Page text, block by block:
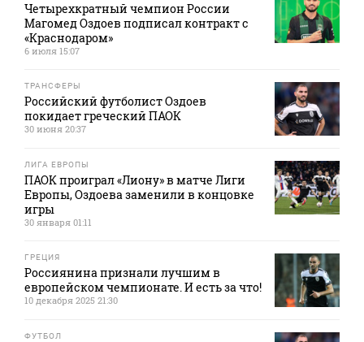
Четырехкратный чемпион России
Магомед Оздоев подписал контракт с
«Краснодаром»
6 июля 15:07
ТРАНСФЕРЫ
Российский футболист Оздоев
покидает греческий ПАОК
30 июня 20:37
ЛИГА ЕВРОПЫ
ПАОК проиграл «Лиону» в матче Лиги
Европы, Оздоева заменили в концовке
игры
30 января 01:11
ГРЕЦИЯ
Россиянина признали лучшим в
европейском чемпионате. И есть за что!
10 декабря 2025 21:30
ФУТБОЛ